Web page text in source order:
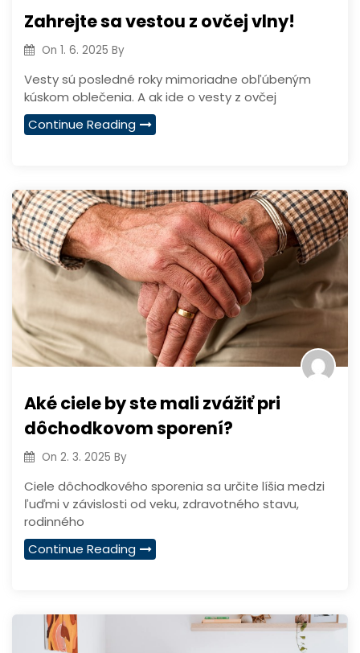
Zahrejte sa vestou z ovčej vlny!
On 1. 6. 2025 By
Vesty sú posledné roky mimoriadne obľúbeným
kúskom oblečenia. A ak ide o vesty z ovčej
Continue Reading
Aké ciele by ste mali zvážiť pri
dôchodkovom sporení?
On 2. 3. 2025 By
Ciele dôchodkového sporenia sa určite líšia medzi
ľuďmi v závislosti od veku, zdravotného stavu,
rodinného
Continue Reading